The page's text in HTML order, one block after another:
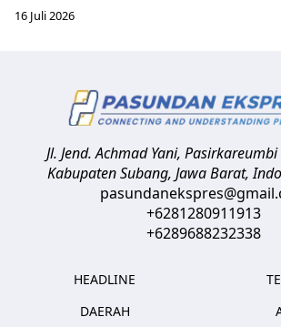
16 Juli 2026
Jl. Jend. Achmad Yani, Pasirkareumbi
Kabupaten Subang, Jawa Barat,
+6281280911913
+6289688232338
HEADLINE
DAERAH